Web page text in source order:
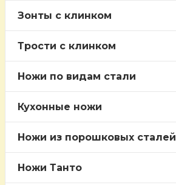
Зонты с клинком
Трости c клинком
Ножи по видам стали
Кухонные ножи
Ножи из порошковых сталей
Ножи Танто